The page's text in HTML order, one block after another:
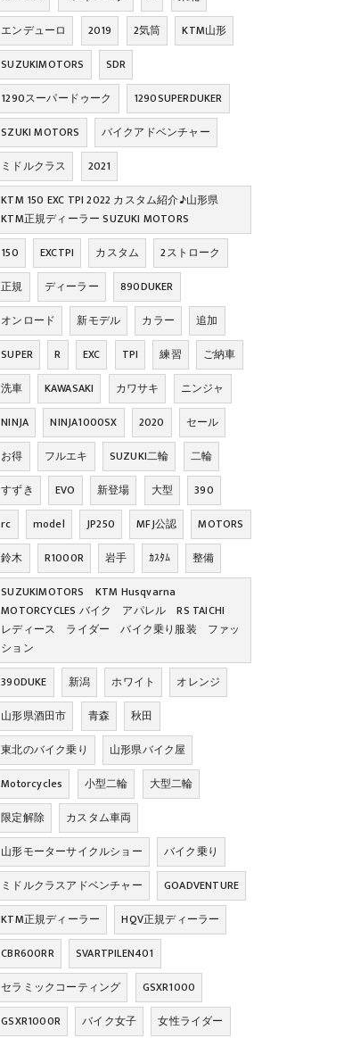
エンデューロ
2019 2気筒
KTM山形
SUZUKIMOTORS
SDR
1290スーパードゥーク
1290SUPERDUKER
SZUKI MOTORS
バイクアドベンチャー
ミドルクラス
2021
KTM 150 EXC TPI 2022 カスタム紹介♪山形県
KTM正規ディーラー SUZUKI MOTORS
150
EXCTPI カスタム
2ストローク
正規
ディーラー
890DUKER
オンロード
新モデル カラー
追加
SUPER
R EXC TPI 練習
ご納車
洗車
KAWASAKI カワサキ
ニンジャ
NINJA
NINJA1000SX 2020
セール
お得
フルエキ SUZUKI二輪
二輪
すずき
EVO 新登場 大型
390
rc
model JP250 MFJ公認
MOTORS
鈴木
R1000R 岩手 ｶｽﾀﾑ
整備
SUZUKIMOTORS KTM Husqvarna
MOTORCYCLES バイク アパレル RS TAICHI
レディース ライダー バイク乗り服装 ファッ
ション
390DUKE
新潟 ホワイト
オレンジ
山形県酒田市
青森
秋田
東北のバイク乗り
山形県バイク屋
Motorcycles
小型二輪
大型二輪
限定解除
カスタム車両
山形モーターサイクルショー
バイク乗り
ミドルクラスアドベンチャー
GOADVENTURE
KTM正規ディーラー
HQV正規ディーラー
CBR600RR
SVARTPILEN401
セラミックコーティング
GSXR1000
GSXR1000R
バイク女子 女性ライダー